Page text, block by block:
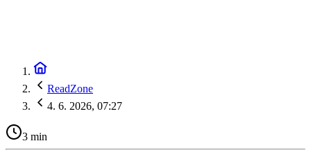
ReadZone
4. 6. 2026, 07:27
3 min